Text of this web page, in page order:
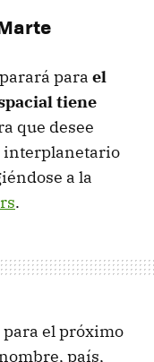
para el
tiene
que desee
interplanetario
a la
.
el próximo
país,